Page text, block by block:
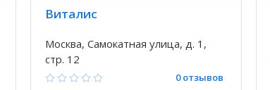
Виталис
Москва, Самокатная улица, д. 1,
стр. 12
0 отзывов